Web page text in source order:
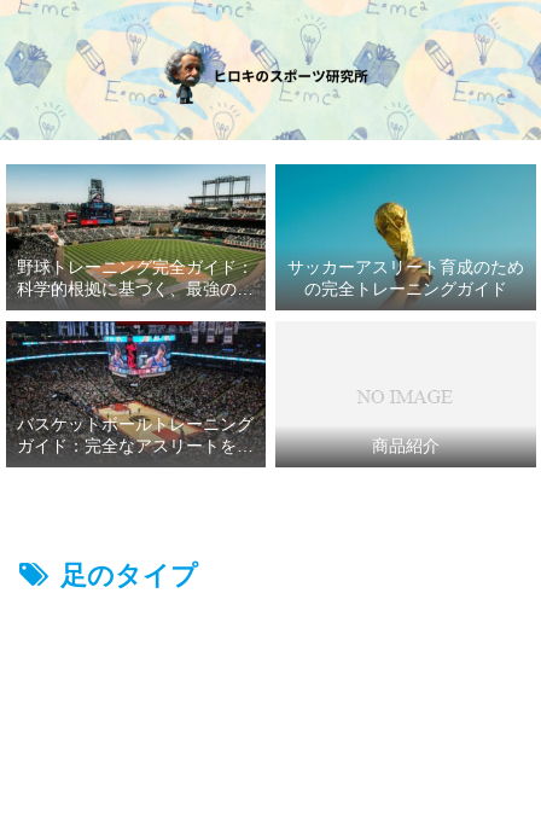
野球トレーニング完全ガイド：
科学的根拠に基づく、最強の野
球アスリート育成プラン
サッカーアスリート育成のため
の完全トレーニングガイド
バスケットボールトレーニング
ガイド：完全なアスリートを目
指して
商品紹介
足のタイプ